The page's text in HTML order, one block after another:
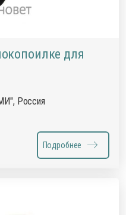
для
Россия
Подробнее